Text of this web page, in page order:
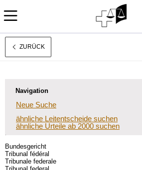
Français
ZURÜCK
Navigation
Neue Suche
ähnliche Leitentscheide suchen
ähnliche Urteile ab 2000 suchen
Bundesgericht
Tribunal fédéral
Tribunale federale